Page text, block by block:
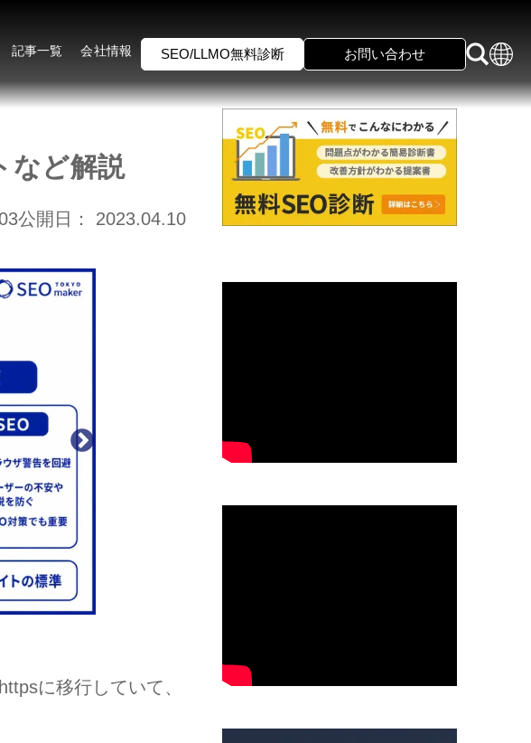
記事一覧 会社情報 SEO/LLMO無料診断 お問い合わせ
など解説
公開日： 2023.04.10
に移行していて、